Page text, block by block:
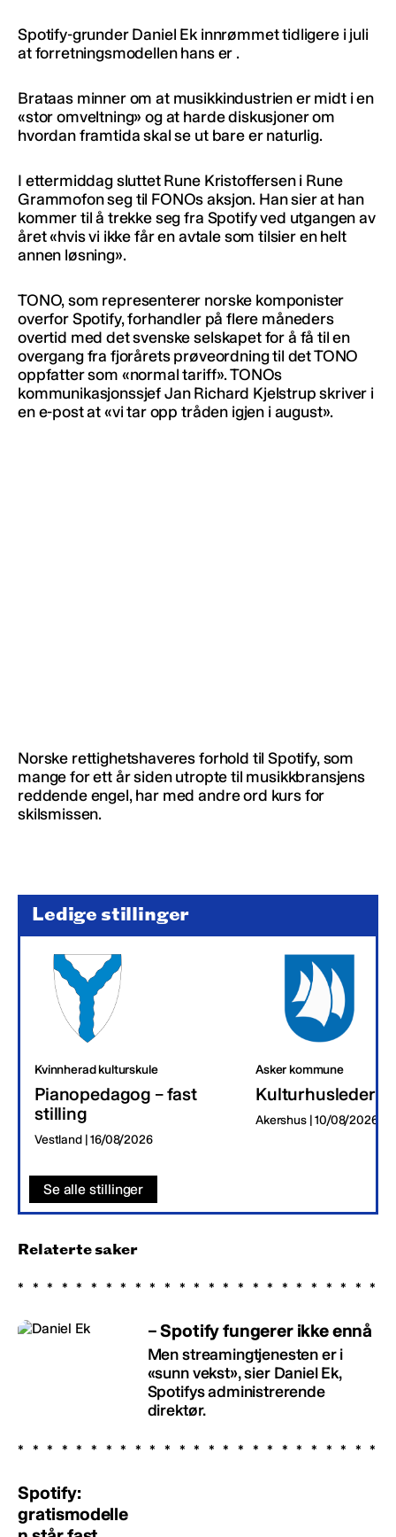
Spotify-grunder Daniel Ek innrømmet tidligere i juli
at forretningsmodellen hans er .
Brataas minner om at musikkindustrien er midt i en
«stor omveltning» og at harde diskusjoner om
hvordan framtida skal se ut bare er naturlig.
I ettermiddag sluttet Rune Kristoffersen i Rune
Grammofon seg til FONOs aksjon. Han sier at han
kommer til å trekke seg fra Spotify ved utgangen av
året «hvis vi ikke får en avtale som tilsier en helt
annen løsning».
TONO, som representerer norske komponister
overfor Spotify, forhandler på flere måneders
overtid med det svenske selskapet for å få til en
overgang fra fjorårets prøveordning til det TONO
oppfatter som «normal tariff». TONOs
kommunikasjonssjef Jan Richard Kjelstrup skriver i
en e-post at «vi tar opp tråden igjen i august».
Norske rettighetshaveres forhold til Spotify, som
mange for ett år siden utropte til musikkbransjens
reddende engel, har med andre ord kurs for
skilsmissen.
Ledige stillinger
Kvinnherad kulturskule
Pianopedagog – fast
stilling
Vestland | 16/08/2026
Asker kommune
Kulturhusleder
Akershus | 10/08/2026
Se alle stillinger
Relaterte saker
– Spotify fungerer ikke ennå
Men streamingtjenesten er i
«sunn vekst», sier Daniel Ek,
Spotifys administrerende
direktør.
Spotify:
gratismodelle